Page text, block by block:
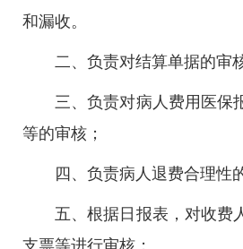
和漏收。
二、负责对结算单据的审
三、负责对病人费用医保
等的审核；
四、负责病人退费合理性
五、根据日报表，对收费
支票等进行审核；